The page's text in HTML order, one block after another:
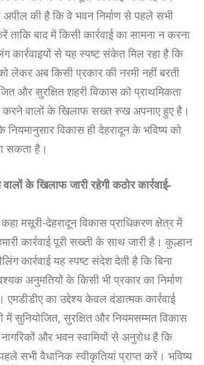
अपील की है कि वे भवन निर्माण से पहले सभी
ताकि बाद में किसी कार्रवाई का सामना न करना
कार्रवाइयों से यह स्पष्ट संकेत मिल रहा है कि
को लेकर अब किसी प्रकार की नरमी नहीं बरती
और सुरक्षित शहरी विकास को प्राथमिकता
करने वालों के खिलाफ सख्त रुख अपनाए हुए है।
नियमानुसार विकास ही देहरादून के भविष्य को
सकता है।
के खिलाफ जारी रहेगी कठोर कार्रवाई-
कहा मसूरी-देहरादून विकास प्राधिकरण क्षेत्र में
कार्रवाई पूरी सख्ती के साथ जारी है। कुल्हान
कार्रवाई यह स्पष्ट संदेश देती है कि बिना
अनुमतियों के किसी भी प्रकार का निर्माण
एमडीडीए का उद्देश्य केवल दंडात्मक कार्रवाई
में सुनियोजित, सुरक्षित और नियमसम्मत विकास
और भवन स्वामियों से अनुरोध है कि
सभी वैधानिक स्वीकृतियां प्राप्त करें। भविष्य